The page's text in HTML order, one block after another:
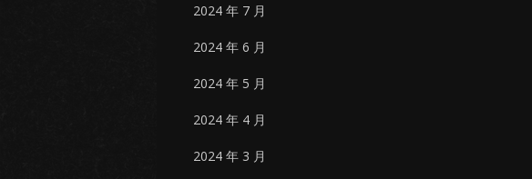
2024 年 7 月
2024 年 6 月
2024 年 5 月
2024 年 4 月
2024 年 3 月